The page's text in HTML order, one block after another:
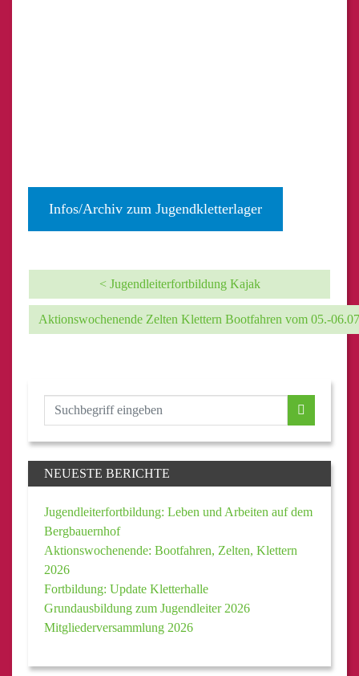
Infos/Archiv zum Jugendkletterlager
< Jugendleiterfortbildung Kajak
Aktionswochenende Zelten Klettern Bootfahren vom 05.-
NEUESTE BERICHTE
Jugendleiterfortbildung: Leben und Arbeiten auf dem
Bergbauernhof
Aktionswochenende: Bootfahren, Zelten, Klettern
2026
Fortbildung: Update Kletterhalle
Grundausbildung zum Jugendleiter 2026
Mitgliederversammlung 2026